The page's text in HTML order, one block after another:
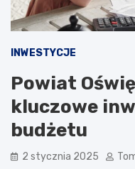
INWESTYCJE
Powiat
kluczowe
budżetu
2 stycznia 2025